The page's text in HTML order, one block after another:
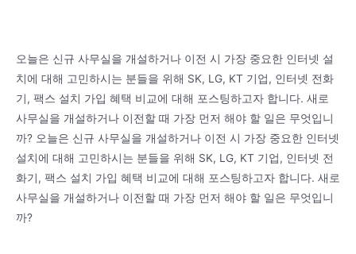
오늘은 신규 사무실을 개설하거나 이전 시 가장 중요한 인터넷 설
치에 대해 고민하시는 분들을 위해 SK, LG, KT 기업, 인터넷 전화
기, 팩스 설치 가입 혜택 비교에 대해 포스팅하고자 합니다. 새로
사무실을 개설하거나 이전할 때 가장 먼저 해야 할 일은 무엇입니
까? 오늘은 신규 사무실을 개설하거나 이전 시 가장 중요한 인터넷
설치에 대해 고민하시는 분들을 위해 SK, LG, KT 기업, 인터넷 전
화기, 팩스 설치 가입 혜택 비교에 대해 포스팅하고자 합니다. 새로
사무실을 개설하거나 이전할 때 가장 먼저 해야 할 일은 무엇입니
까?